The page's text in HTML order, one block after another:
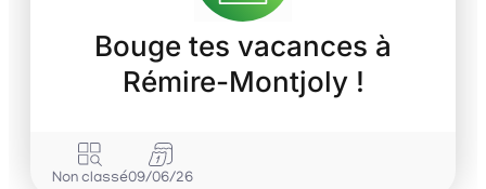
Bouge tes vacances à
Rémire-Montjoly !
Non classé09/06/26